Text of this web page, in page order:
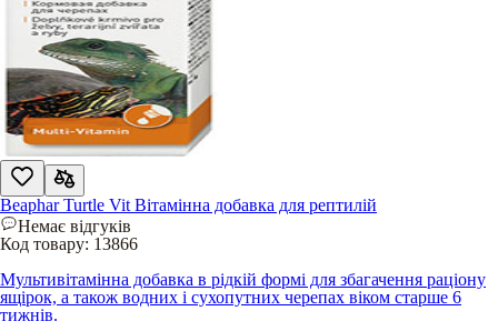
Beaphar Turtle Vit Вітамінна добавка для рептилій
Немає відгуків
Код товару: 13866
Мультивітамінна добавка в рідкій формі для збагачення раціону
ящірок, а також водних і сухопутних черепах віком старше 6
тижнів.